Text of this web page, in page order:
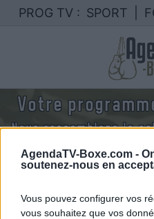
AgendaTV-Boxe.com -
soutenez-nous en
Vous pouvez configurer vos
vous souhaitez que vos
PROG TV : SPORT
Votre
Nous rassemblons le
Aymard Guih